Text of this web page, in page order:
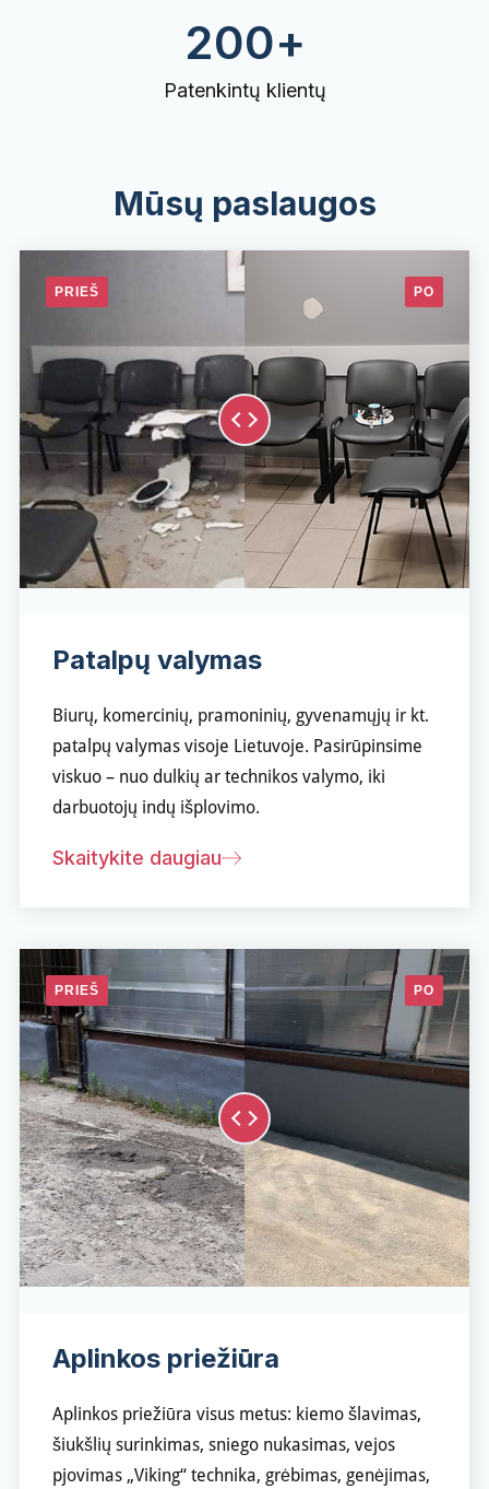
Patenkintų klientų
200+
Mūsų paslaugos
Patalpų valymas
Biurų, komercinių, pramoninių, gyvenamųjų ir kt.
patalpų valymas visoje Lietuvoje. Pasirūpinsime
viskuo – nuo dulkių ar technikos valymo, iki
darbuotojų indų išplovimo.
Skaitykite daugiau
Aplinkos priežiūra
Aplinkos priežiūra visus metus: kiemo šlavimas,
šiukšlių surinkimas, sniego nukasimas, vejos
pjovimas „Viking“ technika, grėbimas, genėjimas,